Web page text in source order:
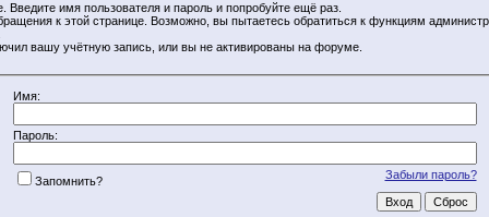
имя пользователя и пароль и попробуйте ещё раз.
к этой странице. Возможно, вы пытаетесь обратиться к функциям
вашу учётную запись, или вы не активированы на форуме.
Имя:
Пароль:
Забыли пароль?
Запомнить?